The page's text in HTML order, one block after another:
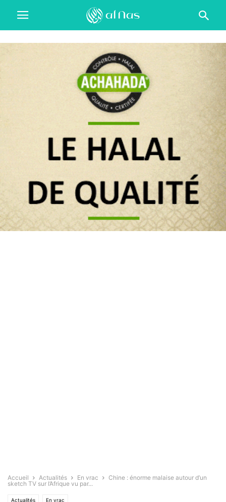
Accueil Actualités En vrac
Chine : énorme malaise autour d’un
sketch TV sur l’Afrique vu par...
Actualités En vrac